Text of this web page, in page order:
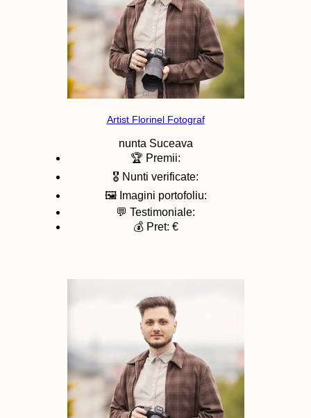
Artist Florinel Fotograf
nunta Suceava
🏆 Premii:
🎖️ Nunti verificate:
🖼️ Imagini portofoliu:
💬 Testimoniale:
💰 Pret: €